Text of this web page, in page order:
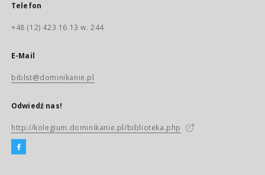
Telefon
+48 (12) 423 16 13 w. 244
E-Mail
biblst@dominikanie.pl
Odwiedź nas!
http://kolegium.dominikanie.pl/biblioteka.php